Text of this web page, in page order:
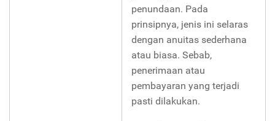
penundaan. Pada
prinsipnya, jenis ini selaras
dengan anuitas sederhana
atau biasa. Sebab,
penerimaan atau
pembayaran yang terjadi
pasti dilakukan.